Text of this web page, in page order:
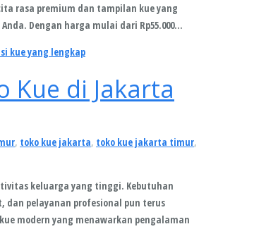
rasa premium dan tampilan kue yang
Dengan harga mulai dari Rp55.000…
Kue di Jakarta
, toko kue jakarta, toko kue jakarta timur,
keluarga yang tinggi. Kebutuhan
dan pelayanan profesional pun terus
modern yang menawarkan pengalaman